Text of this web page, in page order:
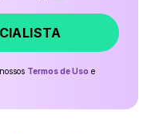
Termos de Uso e